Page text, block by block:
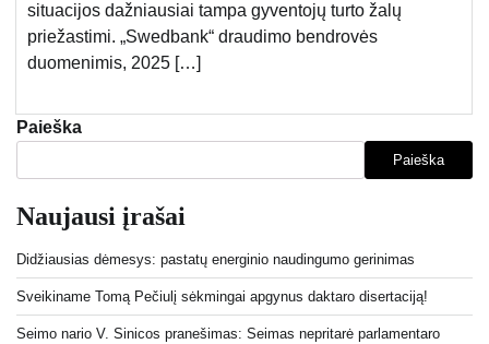
situacijos dažniausiai tampa gyventojų turto žalų
priežastimi. „Swedbank“ draudimo bendrovės
duomenimis, 2025 […]
Paieška
Paieška
Naujausi įrašai
Didžiausias dėmesys: pastatų energinio naudingumo gerinimas
Sveikiname Tomą Pečiulį sėkmingai apgynus daktaro disertaciją!
Seimo nario V. Sinicos pranešimas: Seimas nepritarė parlamentaro